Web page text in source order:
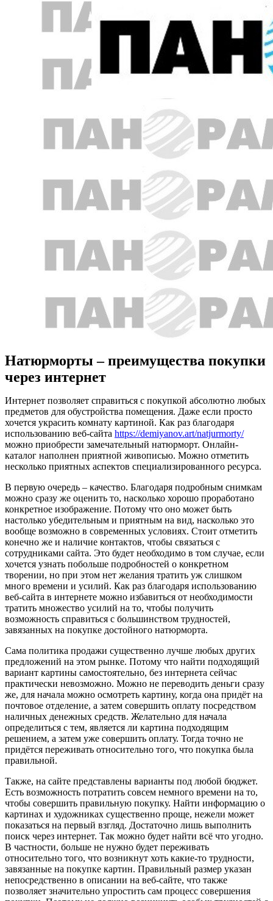
Натюрморты – преимущества покупки
через интернет
Интернет позволяет справиться с покупкой абсолютно любых
предметов для обустройства помещения. Даже если просто
хочется украсить комнату картиной. Как раз благодаря
использованию веб-сайта https://demiyanov.art/natjurmorty/
можно приобрести замечательный натюрморт. Онлайн-
каталог наполнен приятной живописью. Можно отметить
несколько приятных аспектов специализированного ресурса.
В первую очередь – качество. Благодаря подробным снимкам
можно сразу же оценить то, насколько хорошо проработано
конкретное изображение. Потому что оно может быть
настолько убедительным и приятным на вид, насколько это
вообще возможно в современных условиях. Стоит отметить
конечно же и наличие контактов, чтобы связаться с
сотрудниками сайта. Это будет необходимо в том случае, если
хочется узнать побольше подробностей о конкретном
творении, но при этом нет желания тратить уж слишком
много времени и усилий. Как раз благодаря использованию
веб-сайта в интернете можно избавиться от необходимости
тратить множество усилий на то, чтобы получить
возможность справиться с большинством трудностей,
завязанных на покупке достойного натюрморта.
Сама политика продажи существенно лучше любых других
предложений на этом рынке. Потому что найти подходящий
вариант картины самостоятельно, без интернета сейчас
практически невозможно. Можно не переводить деньги сразу
же, для начала можно осмотреть картину, когда она придёт на
почтовое отделение, а затем совершить оплату посредством
наличных денежных средств. Желательно для начала
определиться с тем, является ли картина подходящим
решением, а затем уже совершить оплату. Тогда точно не
придётся переживать относительно того, что покупка была
правильной.
Также, на сайте представлены варианты под любой бюджет.
Есть возможность потратить совсем немного времени на то,
чтобы совершить правильную покупку. Найти информацию о
картинах и художниках существенно проще, нежели может
показаться на первый взгляд. Достаточно лишь выполнить
поиск через интернет. Так можно будет найти всё что угодно.
В частности, больше не нужно будет переживать
относительно того, что возникнут хоть какие-то трудности,
завязанные на покупке картин. Правильный размер указан
непосредственно в описании на веб-сайте, что также
позволяет значительно упростить сам процесс совершения